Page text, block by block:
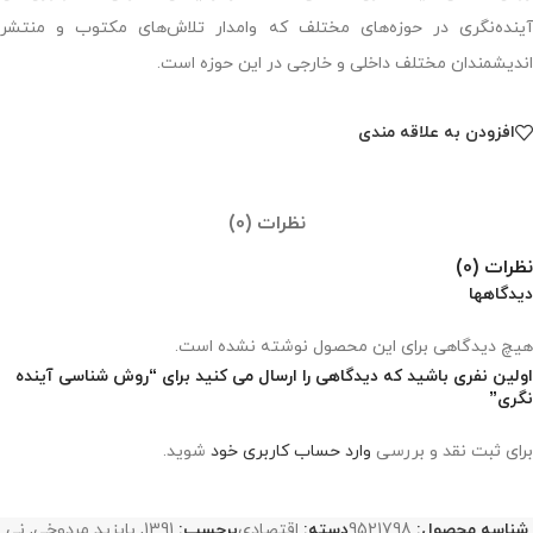
آینده‌نگری در حوزه‌های مختلف که وامدار تلاش‌های مکتوب و منتشر
اندیشمندان مختلف داخلی و خارجی در این حوزه است.
افزودن به علاقه مندی
نظرات (0)
نظرات (0)
دیدگاهها
هیچ دیدگاهی برای این محصول نوشته نشده است.
اولین نفری باشید که دیدگاهی را ارسال می کنید برای “روش شناسی آینده
نگری”
برای ثبت نقد و بررسی وارد حساب کاربری خود شوید.